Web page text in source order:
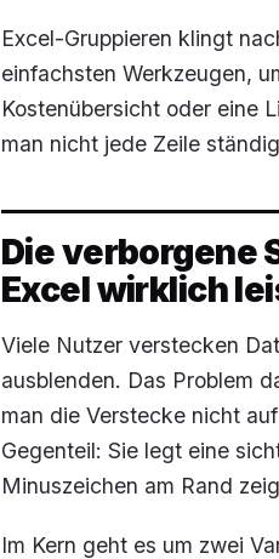
Excel-Gruppieren klingt
einfachsten Werkzeugen,
Kostenübersicht oder eine
man nicht jede Zeile
Die verborgene
Excel wirklich
Viele Nutzer verstecken
ausblenden. Das Problem
man die Verstecke nicht
Gegenteil: Sie legt eine
Minuszeichen am Rand
Im Kern geht es um zwei